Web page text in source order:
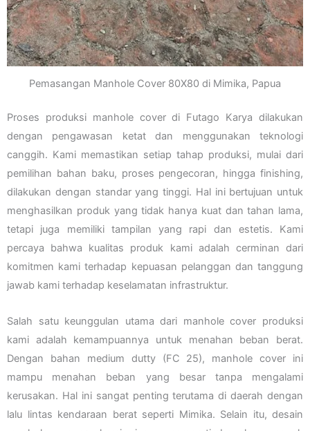
Pemasangan Manhole Cover 80X80 di Mimika, Papua
Proses produksi manhole cover di Futago Karya dilakukan
dengan pengawasan ketat dan menggunakan teknologi
canggih. Kami memastikan setiap tahap produksi, mulai dari
pemilihan bahan baku, proses pengecoran, hingga finishing,
dilakukan dengan standar yang tinggi. Hal ini bertujuan untuk
menghasilkan produk yang tidak hanya kuat dan tahan lama,
tetapi juga memiliki tampilan yang rapi dan estetis. Kami
percaya bahwa kualitas produk kami adalah cerminan dari
komitmen kami terhadap kepuasan pelanggan dan tanggung
jawab kami terhadap keselamatan infrastruktur.
Salah satu keunggulan utama dari manhole cover produksi
kami adalah kemampuannya untuk menahan beban berat.
Dengan bahan medium dutty (FC 25), manhole cover ini
mampu menahan beban yang besar tanpa mengalami
kerusakan. Hal ini sangat penting terutama di daerah dengan
lalu lintas kendaraan berat seperti Mimika. Selain itu, desain